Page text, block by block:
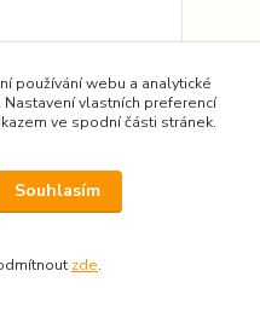
pro práci s
mozaiky nebo
Artesania
tak pro zájemce o
košíku
používání webu a analytické
vlastních preferencí
ve spodní části stránek.
Souhlasím
zde.